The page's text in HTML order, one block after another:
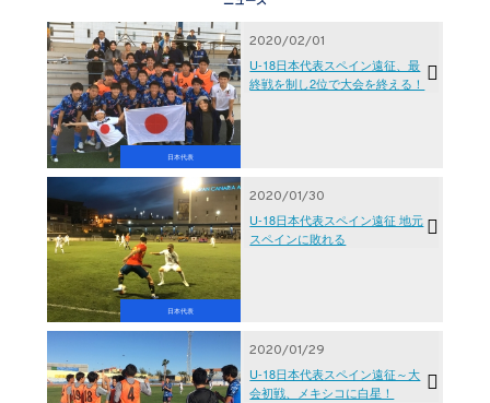
日本代表
2020/02/01
U-18日本代表スペイン遠征、最
終戦を制し2位で大会を終える！
日本代表
2020/01/30
U-18日本代表スペイン遠征 地元
スペインに敗れる
2020/01/29
U-18日本代表スペイン遠征～大
会初戦、メキシコに白星！